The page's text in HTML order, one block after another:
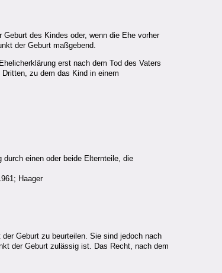
des Kindes oder, wenn die Ehe vorher
der Geburt maßgebend.
erst nach dem Tod des Vaters
zu dem das Kind in einem
einen oder beide Elternteile, die
Haager
Geburt zu beurteilen. Sie sind jedoch nach
der Geburt zulässig ist. Das Recht, nach dem